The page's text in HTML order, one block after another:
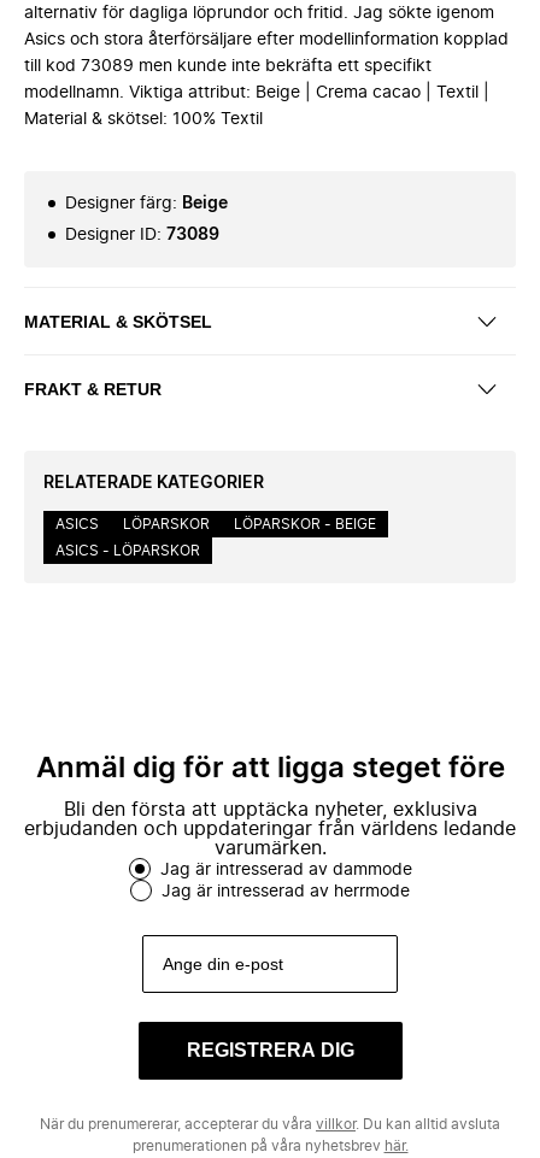
alternativ för dagliga löprundor och fritid. Jag sökte igenom
Asics och stora återförsäljare efter modellinformation kopplad
till kod 73089 men kunde inte bekräfta ett specifikt
modellnamn. Viktiga attribut: Beige | Crema cacao | Textil |
Material & skötsel: 100% Textil
Designer färg: Beige
Designer ID: 73089
MATERIAL & SKÖTSEL
FRAKT & RETUR
RELATERADE KATEGORIER
ASICS LÖPARSKOR
LÖPARSKOR - BEIGE
ASICS - LÖPARSKOR
Anmäl dig för att ligga steget före
Bli den första att upptäcka nyheter, exklusiva
erbjudanden och uppdateringar från världens ledande
varumärken.
Jag är intresserad av dammode
Jag är intresserad av herrmode
REGISTRERA DIG
När du prenumererar, accepterar du våra villkor. Du kan alltid avsluta
prenumerationen på våra nyhetsbrev här.